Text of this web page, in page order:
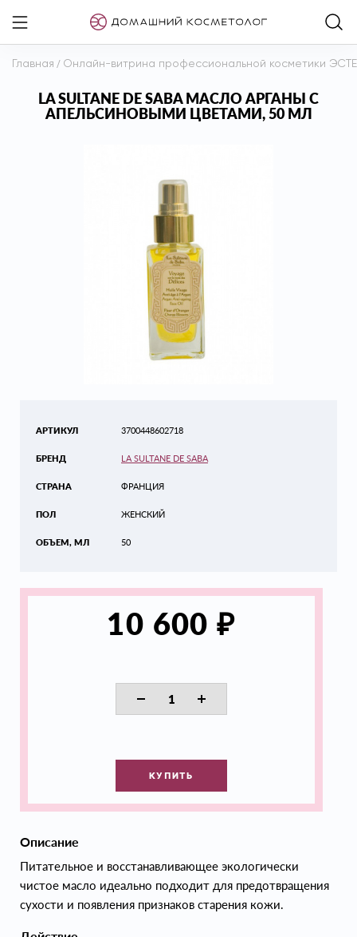
Главная / Онлайн-витрина профессиональной косметики
LA SULTANE DE SABA МАСЛО АРГАНЫ С
АПЕЛЬСИНОВЫМИ ЦВЕТАМИ, 50 МЛ
АРТИКУЛ
БРЕНД
СТРАНА
ПОЛ
ОБЪЕМ, МЛ
3700448602718
LA SULTANE DE SABA
ФРАНЦИЯ
ЖЕНСКИЙ
50
10 600₽
КУПИТЬ
Описание
Питательное и восстанавливающее экологически
чистое масло идеально подходит для предотвращения
сухости и появления признаков старения кожи.